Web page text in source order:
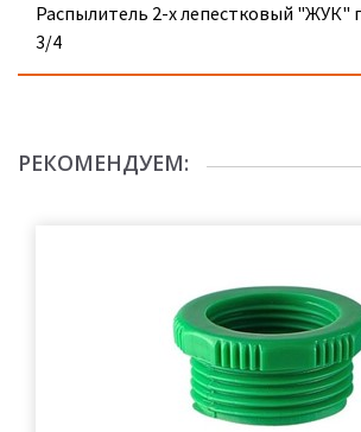
Распылитель 2-х лепестковый "ЖУК"
3/4
РЕКОМЕНДУЕМ: